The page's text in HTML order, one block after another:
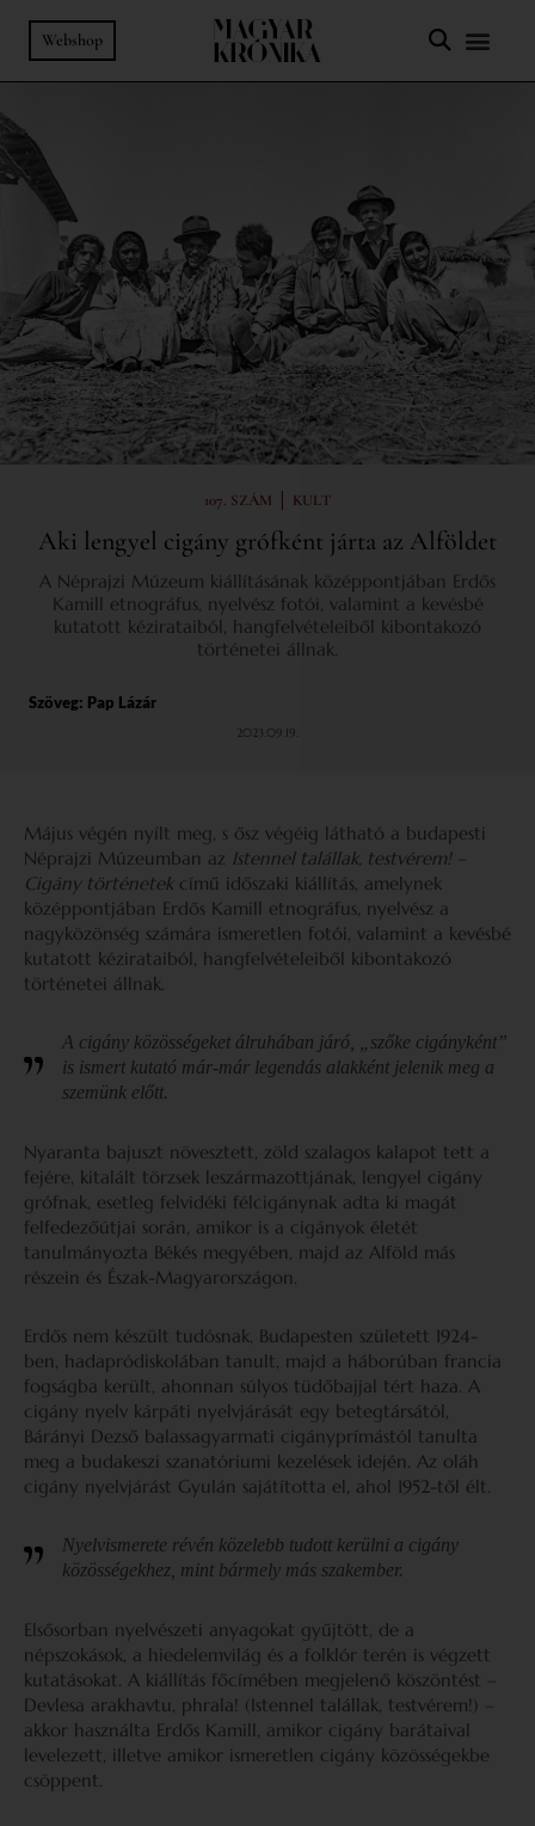
Webshop
107. SZÁM | KULT
Aki lengyel cigány grófként járta az Alföldet
A Néprajzi Múzeum kiállításának középpontjában Erdős
Kamill etnográfus, nyelvész fotói, valamint a kevésbé
kutatott kézirataiból, hangfelvételeiből kibontakozó
történetei állnak.
Szöveg: Pap Lázár
2023.09.19.
Május végén nyílt meg, s ősz végéig látható a budapesti
Néprajzi Múzeumban az Istennel talállak, testvérem! –
Cigány történetek című időszaki kiállítás, amelynek
középpontjában Erdős Kamill etnográfus, nyelvész a
nagyközönség számára ismeretlen fotói, valamint a kevésbé
kutatott kézirataiból, hangfelvételeiből kibontakozó
történetei állnak.
A cigány közösségeket álruhában járó, „szőke cigányként”
is ismert kutató már-már legendás alakként jelenik meg a
szemünk előtt.
Nyaranta bajuszt növesztett, zöld szalagos kalapot tett a
fejére, kitalált törzsek leszármazottjának, lengyel cigány
grófnak, esetleg felvidéki félcigánynak adta ki magát
felfedezőútjai során, amikor is a cigányok életét
tanulmányozta Békés megyében, majd az Alföld más
részein és Észak-Magyarországon.
Erdős nem készült tudósnak, Budapesten született 1924-
ben, hadapródiskolában tanult, majd a háborúban francia
fogságba került, ahonnan súlyos tüdőbajjal tért haza. A
cigány nyelv kárpáti nyelvjárását egy betegtársától,
Bárányi Dezső balassagyarmati cigányprímástól tanulta
meg a budakeszi szanatóriumi kezelések idején. Az oláh
cigány nyelvjárást Gyulán sajátította el, ahol 1952-től élt.
Nyelvismerete révén közelebb tudott kerülni a cigány
közösségekhez, mint bármely más szakember.
Elsősorban nyelvészeti anyagokat gyűjtött, de a
népszokások, a hiedelemvilág és a folklór terén is végzett
kutatásokat. A kiállítás főcímében megjelenő köszöntést –
Devlesa arakhavtu, phrala! (Istennel talállak, testvérem!) –
akkor használta Erdős Kamill, amikor cigány barátaival
levelezett, illetve amikor ismeretlen cigány közösségekbe
csöppent.